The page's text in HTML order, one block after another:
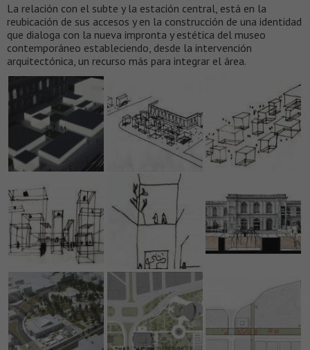
La relación con el subte y la estación central, está en la
reubicación de sus accesos y en la construcción de una identidad
que dialoga con la nueva impronta y estética del museo
contemporáneo estableciendo, desde la intervención
arquitectónica, un recurso más para integrar el área.